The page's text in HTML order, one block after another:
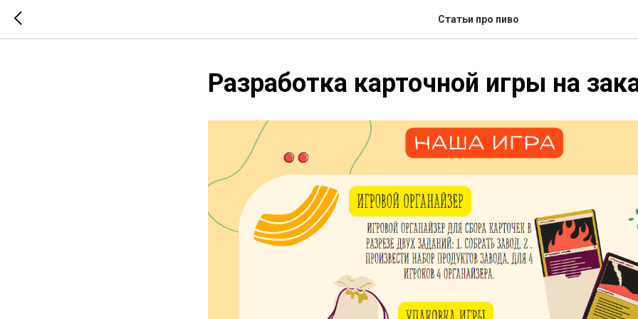
Статьи про пиво
Разработка карточной игры на